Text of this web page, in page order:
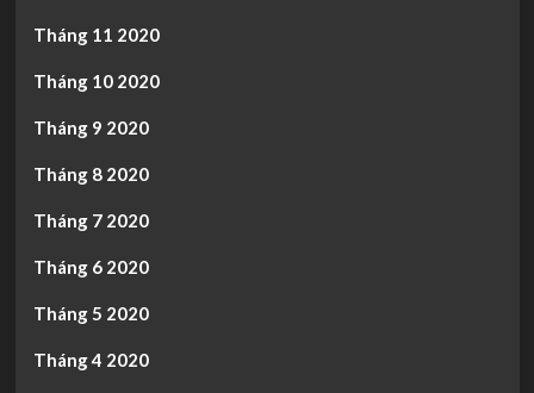
Tháng 11 2020
Tháng 10 2020
Tháng 9 2020
Tháng 8 2020
Tháng 7 2020
Tháng 6 2020
Tháng 5 2020
Tháng 4 2020